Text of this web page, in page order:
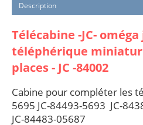
Description
Télécabine -JC-
téléphérique
places - JC -84002
Cabine pour compléter les
5695 JC-84493-5693 JC-
JC-84483-05687